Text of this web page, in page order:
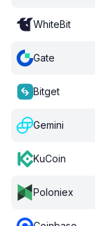
WhiteBit
Gate
Bitget
Gemini
KuCoin
Poloniex